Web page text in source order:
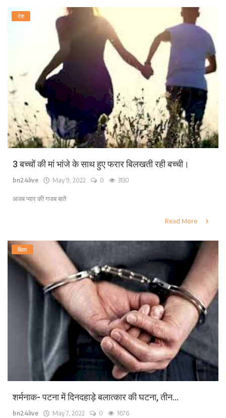
देश
3 बच्चों की मां भांजे के साथ हुए फरार बिलखती रही बच्ची।
bn24live May 9, 2022 0 3130
अजब प्यार की गजब बातें
Read More
बिहार
शर्मनाक- पटना में दिनदहाड़े बलात्कार की घटना, तीन...
bn24live May 7, 2022 0 1676